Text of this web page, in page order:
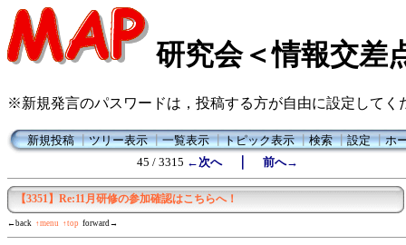
研究会＜情報交差
※新規発言のパスワードは，投稿する方が自由に設定してく
新規投稿┃ツリー表示┃一覧表示┃トピック表示┃検索┃設定┃ホ
45 / 3315 ←次へ｜ 前へ→
【3351】Re:11月研修の参加確認はこちらへ！
←back ↑menu ↑top forward→